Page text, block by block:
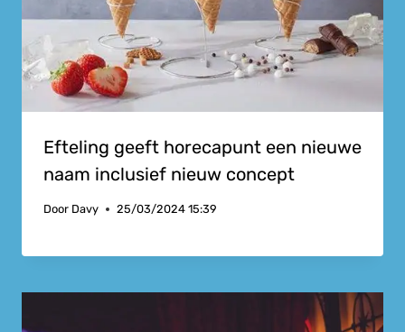
Efteling geeft horecapunt een nieuwe
naam inclusief nieuw concept
Door Davy 25/03/2024 15:39